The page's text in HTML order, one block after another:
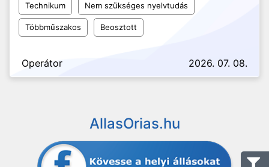
Technikum Nem szükséges nyelvtudás
Többműszakos Beosztott
Operátor 2026. 07. 08.
AllasOrias.hu